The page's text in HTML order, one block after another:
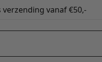
verzending vanaf €50,-